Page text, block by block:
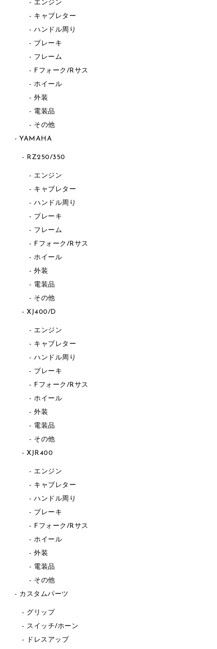
エンジン
キャブレター
ハンドル周り
ブレーキ
フレーム
Fフォーク/Rサス
ホイール
外装
電装品
その他
YAMAHA
RZ250/350
エンジン
キャブレター
ハンドル周り
ブレーキ
フレーム
Fフォーク/Rサス
ホイール
外装
電装品
その他
XJ400/D
エンジン
キャブレター
ハンドル周り
ブレーキ
Fフォーク/Rサス
ホイール
外装
電装品
その他
XJR400
エンジン
キャブレター
ハンドル周り
ブレーキ
Fフォーク/Rサス
ホイール
外装
電装品
その他
カスタムパーツ
グリップ
スイッチ/ホーン
ドレスアップ